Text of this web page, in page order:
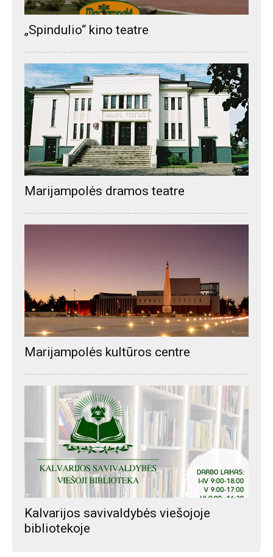
„Spindulio“ kino teatre
Marijampolės dramos teatre
Marijampolės kultūros centre
Kalvarijos savivaldybės viešojoje
bibliotekoje